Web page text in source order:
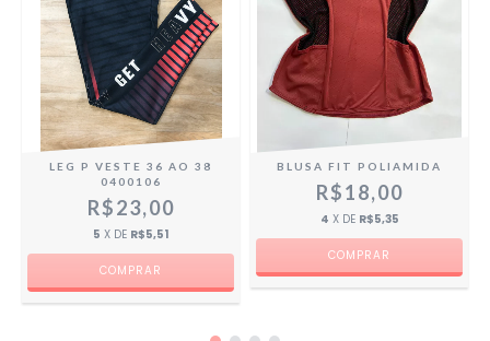
LEG P VESTE 36 AO 38
0400106
R$23,00
5 X DE R$5,51
BLUSA FIT POLIAMIDA
R$18,00
4 X DE R$5,35